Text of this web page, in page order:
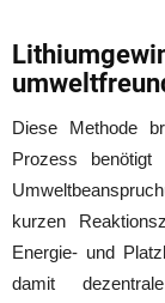
Diese Methode
Prozess
kurzen
Energie- und
damit